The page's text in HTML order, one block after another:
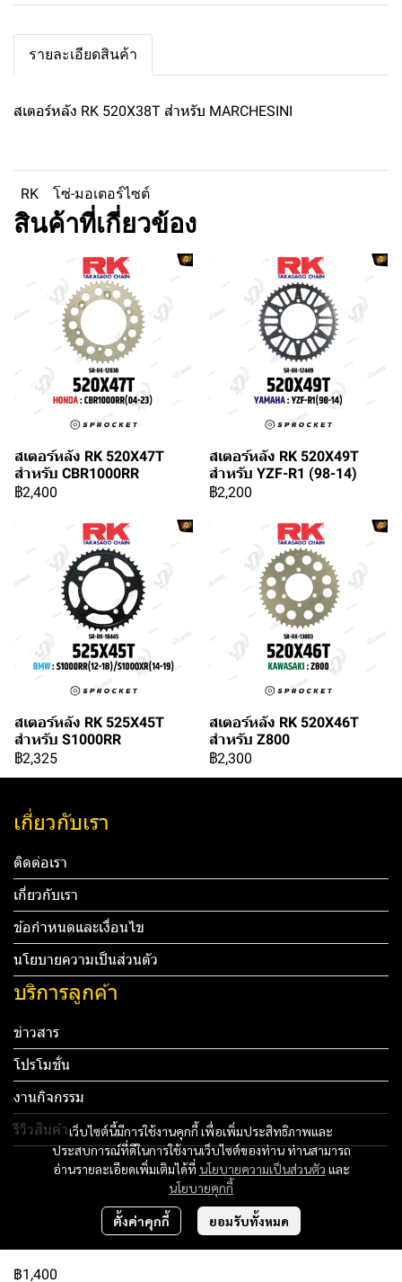
รายละเอียดสินค้า
สเตอร์หลัง RK 520X38T สำหรับ MARCHESINI
RK โซ่-มอเตอร์ไซต์
สินค้าที่เกี่ยวข้อง
สเตอร์หลัง RK 520X47T
สำหรับ CBR1000RR
฿2,400
สเตอร์หลัง RK 520X49T
สำหรับ YZF-R1 (98-14)
฿2,200
สเตอร์หลัง RK 525X45T
สำหรับ S1000RR
฿2,325
สเตอร์หลัง RK 520X46T
สำหรับ Z800
฿2,300
฿1,400
เว็บไซต์นี้มีการใช้งานคุกกี้ เพื่อเพิ่มประสิทธิภาพและ
ประสบการณ์ที่ดีในการใช้งานเว็บไซต์ของท่าน ท่านสามารถ
อ่านรายละเอียดเพิ่มเติมได้ที่ นโยบายความเป็นส่วนตัว และ
นโยบายคุกกี้
ตั้งค่าคุกกี้ ยอมรับทั้งหมด
เกี่ยวกับเรา
ติดต่อเรา
เกี่ยวกับเรา
ข้อกำหนดและเงื่อนไข
นโยบายความเป็นส่วนตัว
บริการลูกค้า
ข่าวสาร
โปรโมชั่น
งานกิจกรรม
รีวิวสินค้า
Tel: 012 345 67890 Email: mail@yourdomain.com